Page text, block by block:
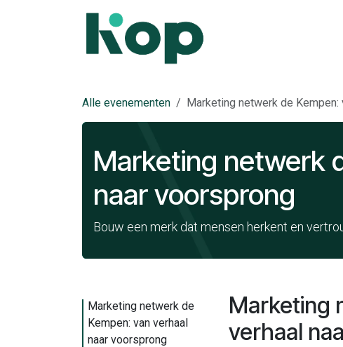
Alle evenementen Marketing netwerk de Kempen:
Marketing netwerk
naar voorsprong
Bouw een merk dat mensen herkent en
Marketing netwerk de
Kempen: van verhaal
naar voorsprong
Marketing
verhaal